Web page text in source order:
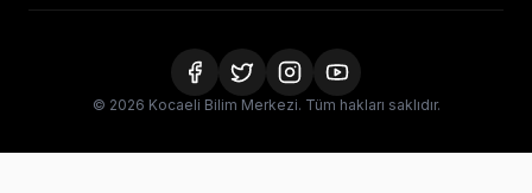
© 2026 Kocaeli Bilim Merkezi. Tüm hakları saklıdır.